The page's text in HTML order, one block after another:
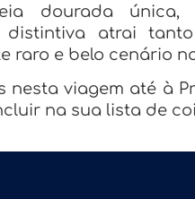
dourada única,
distintiva atrai
raro e belo cenário
nesta viagem até à
na sua lista de